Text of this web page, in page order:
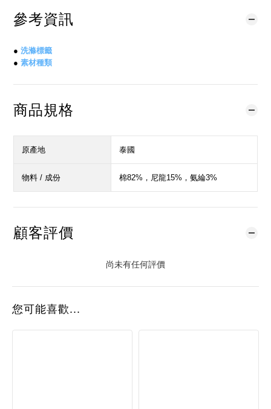
參考資訊
● 洗滌標籤
● 素材種類
商品規格
原產地 泰國
物料 / 成份 棉82%，尼龍15%，氨綸3%
顧客評價
尚未有任何評價
您可能喜歡...